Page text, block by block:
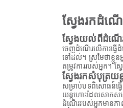
ស្វែងរកដំណ
ស្វែងយល់ពីដំណើរ
ចេញដំណើរលើការធ្វ
ទៅដល់។ ស្រមៃថាខ្លួន
តម្រូវការរបស់អ្នក។
ស្វែងរកសំបុត្រយ
សម្រាប់បទពិសោធន៍ធ្វ
យន្តហោះដែលសាកសម
ដំណើររបស់អ្នកមានភ